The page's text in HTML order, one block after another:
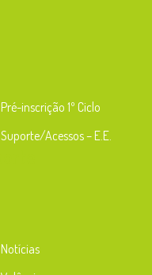
Pré-inscrição 1º Ciclo
Suporte/Acessos – E.E.
Notícias